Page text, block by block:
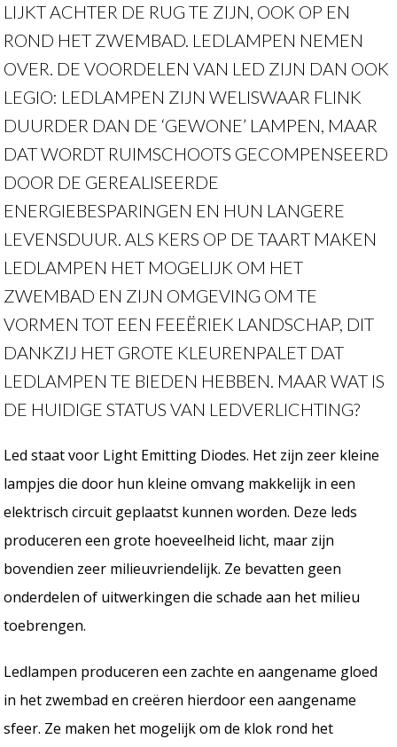
LIJKT ACHTER DE RUG TE ZIJN, OOK OP EN
ROND HET ZWEMBAD. LEDLAMPEN NEMEN
OVER. DE VOORDELEN VAN LED ZIJN DAN OOK
LEGIO: LEDLAMPEN ZIJN WELISWAAR FLINK
DUURDER DAN DE ‘GEWONE’ LAMPEN, MAAR
DAT WORDT RUIMSCHOOTS GECOMPENSEERD
DOOR DE GEREALISEERDE
ENERGIEBESPARINGEN EN HUN LANGERE
LEVENSDUUR. ALS KERS OP DE TAART MAKEN
LEDLAMPEN HET MOGELIJK OM HET
ZWEMBAD EN ZIJN OMGEVING OM TE
VORMEN TOT EEN FEEËRIEK LANDSCHAP, DIT
DANKZIJ HET GROTE KLEURENPALET DAT
LEDLAMPEN TE BIEDEN HEBBEN. MAAR WAT IS
DE HUIDIGE STATUS VAN LEDVERLICHTING?
Led staat voor Light Emitting Diodes. Het zijn zeer kleine
lampjes die door hun kleine omvang makkelijk in een
elektrisch circuit geplaatst kunnen worden. Deze leds
produceren een grote hoeveelheid licht, maar zijn
bovendien zeer milieuvriendelijk. Ze bevatten geen
onderdelen of uitwerkingen die schade aan het milieu
toebrengen.
Ledlampen produceren een zachte en aangename gloed
in het zwembad en creëren hierdoor een aangename
sfeer. Ze maken het mogelijk om de klok rond het